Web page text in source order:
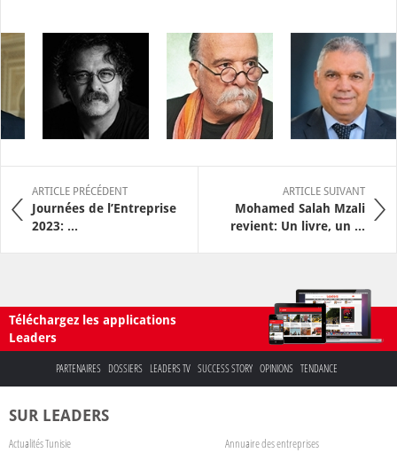
ARTICLE PRÉCÉDENT
Journées de l’Entreprise
2023: ...
ARTICLE SUIVANT
Mohamed Salah Mzali
revient: Un livre, un ...
Téléchargez les applications
Leaders
PARTENAIRES DOSSIERS LEADERS TV SUCCESS STORY OPINIONS TENDANCE
SUR LEADERS
Actualités Tunisie
Annuaire des entreprises